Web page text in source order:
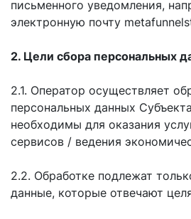
письменного уведомления,
электронную почту
2. Цели сбора персональных
2.1. Оператор осуществляет
персональных данных
необходимы для оказания
сервисов / ведения
2.2. Обработке подлежат
данные, которые отвечают